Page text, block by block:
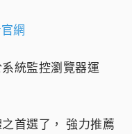
網
統監控瀏覽器運
首選了， 強力推薦